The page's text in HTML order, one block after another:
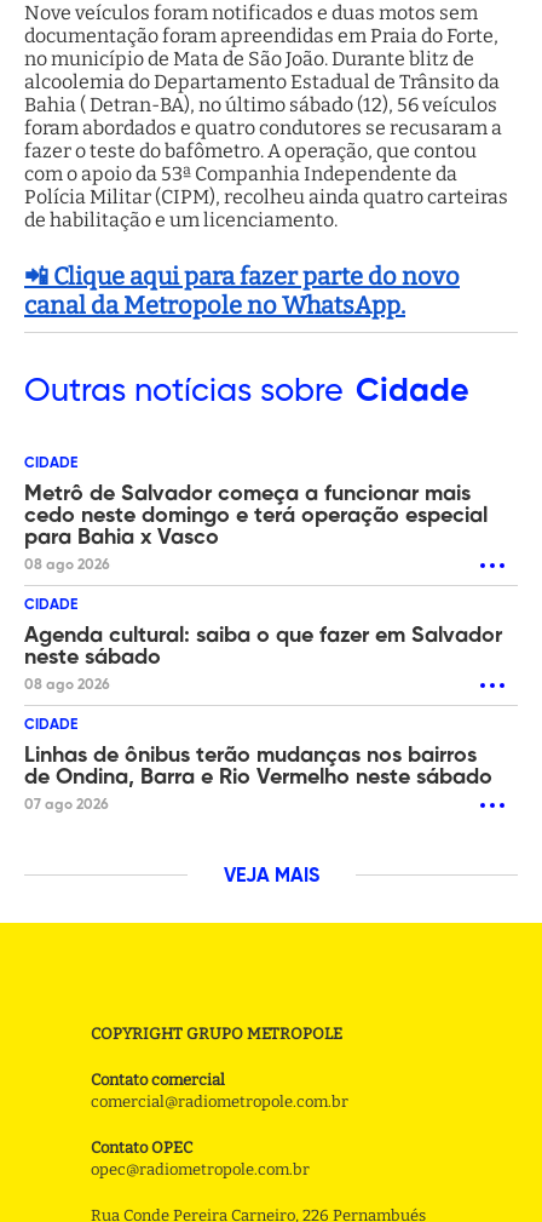
Nove veículos foram notificados e duas motos sem
documentação foram apreendidas em Praia do Forte,
no município de Mata de São João. Durante blitz de
alcoolemia do Departamento Estadual de Trânsito da
Bahia ( Detran-BA), no último sábado (12), 56 veículos
foram abordados e quatro condutores se recusaram a
fazer o teste do bafômetro. A operação, que contou
com o apoio da 53ª Companhia Independente da
Polícia Militar (CIPM), recolheu ainda quatro carteiras
de habilitação e um licenciamento.
📲 Clique aqui para fazer parte do novo
canal da Metropole no WhatsApp.
Outras notícias sobre Cidade
CIDADE
Metrô de Salvador começa a funcionar mais
cedo neste domingo e terá operação especial
para Bahia x Vasco
08 ago 2026
CIDADE
Agenda cultural: saiba o que fazer em Salvador
neste sábado
08 ago 2026
CIDADE
Linhas de ônibus terão mudanças nos bairros
de Ondina, Barra e Rio Vermelho neste sábado
07 ago 2026
VEJA MAIS
COPYRIGHT GRUPO METROPOLE
Contato comercial
comercial@radiometropole.com.br
Contato OPEC
opec@radiometropole.com.br
Rua Conde Pereira Carneiro, 226 Pernambués